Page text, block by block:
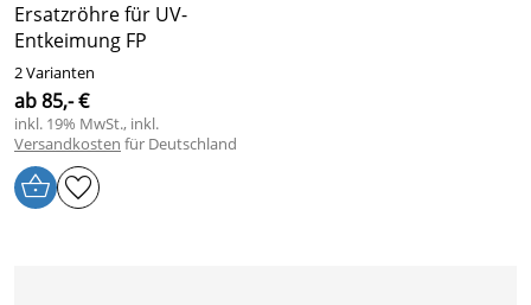
Ersatzröhre für UV-
Entkeimung FP
2 Varianten
ab 85,- €
inkl. 19% MwSt., inkl.
Versandkosten für Deutschland